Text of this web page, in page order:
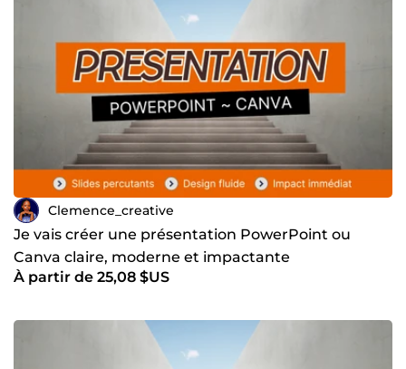
travail, et vous aider à atteindre vos objectifs plus
facilement. 📩 Prêt(e) à collaborer ? N’hésitez pas à me
contacter pour discuter de votre projet !
Clemence_creative
Je vais créer une présentation PowerPoint ou
Canva claire, moderne et impactante
À partir de 25,08 $US